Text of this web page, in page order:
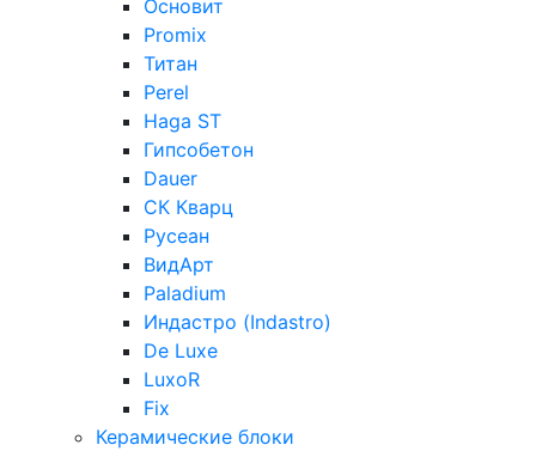
Основит
Promix
Титан
Perel
Haga ST
Гипсобетон
Dauer
СК Кварц
Русеан
ВидАрт
Paladium
Индастро (Indastro)
De Luxe
LuxoR
Fix
Керамические блоки